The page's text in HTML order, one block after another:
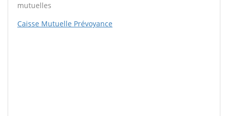
mutuelles
Caisse Mutuelle Prévoyance